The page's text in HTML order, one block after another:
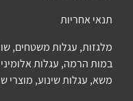
תנאי אחריות
מלגזות, עגלות משטחים,
במות הרמה, עגלות
משא, עגלות שינוע, מוצרי